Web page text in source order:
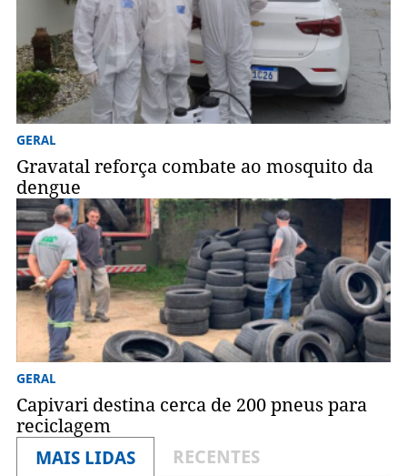
GERAL
Gravatal reforça combate ao mosquito da
dengue
GERAL
Capivari destina cerca de 200 pneus para
reciclagem
MAIS LIDAS
RECENTES